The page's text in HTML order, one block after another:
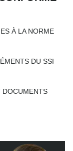
À LA NORME
DU SSI
DOCUMENTS